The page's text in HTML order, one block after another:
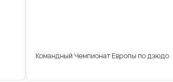
Командный Чемпионат Европы по дзюдо